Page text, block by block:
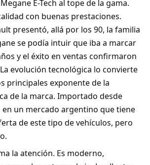
E-Tech al tope de la gama.
con buenas prestaciones.
presentó, allá por los 90, la familia
se podía intuir que iba a marcar
y el éxito en ventas confirmaron
evolución tecnológica lo convierte
principales exponente de la
de la marca. Importado desde
en un mercado argentino que tiene
de este tipo de vehículos, pero
la atención. Es moderno,